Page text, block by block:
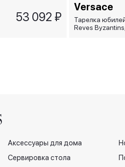
53 092 ₽
Versace
Тарелка
Reves
Аксессуары для дома
Сервировка стола